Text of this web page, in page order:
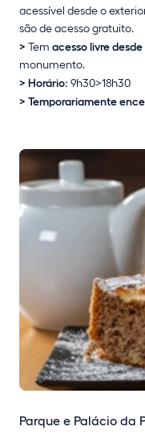
acessível desde o
são de acesso gratuito.
> Tem acesso livre
monumento.
> Horário: 9h30>18h30
> Temporariamente
Parque e Palácio da